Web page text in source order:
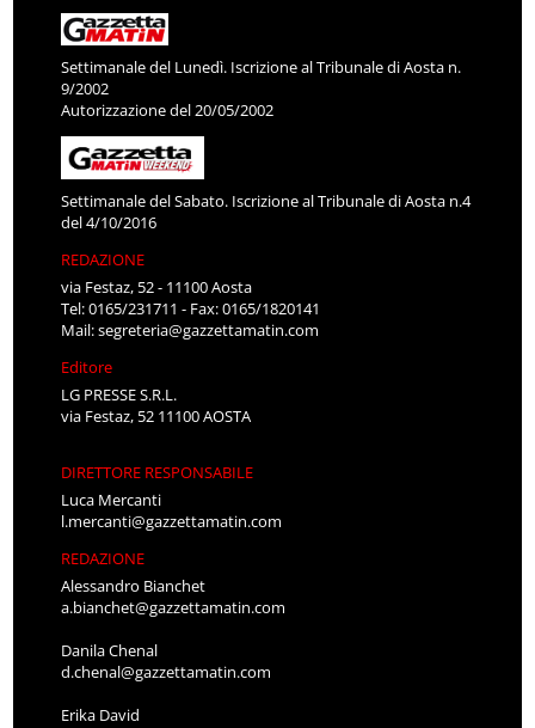
Settimanale del Lunedì. Iscrizione al Tribunale di Aosta n.
9/2002
Autorizzazione del 20/05/2002
Settimanale del Sabato. Iscrizione al Tribunale di Aosta n.4
del 4/10/2016
REDAZIONE
via Festaz, 52 - 11100 Aosta
Tel: 0165/231711 - Fax: 0165/1820141
Mail:segreteria@gazzettamatin.com
Editore
LG PRESSE S.R.L.
via Festaz, 52 11100 AOSTA
DIRETTORE RESPONSABILE
Luca Mercanti
l.mercanti@gazzettamatin.com
REDAZIONE
Alessandro Bianchet
a.bianchet@gazzettamatin.com
Danila Chenal
d.chenal@gazzettamatin.com
Erika David